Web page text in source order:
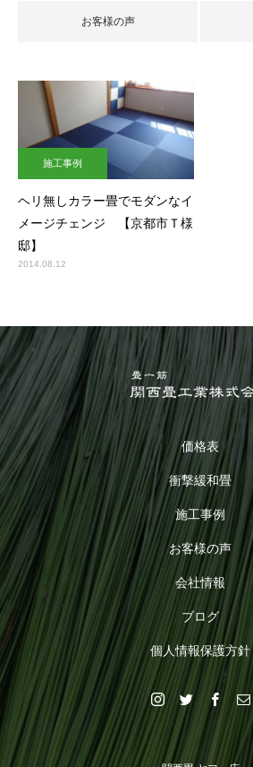
お客様の声
施工事例
ヘリ無しカラー畳でモダンなイ
メージチェンジ 【京都市Ｔ様
邸】
2014.08.12
価格表
衝撃緩和畳
施工事例
お客様の声
会社情報
ブログ
個人情報保護方針